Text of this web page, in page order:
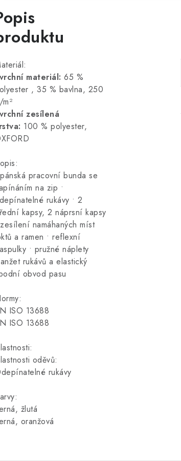
materiál: 65 %
, 35 % bavlna, 250
zesílená
100 % polyester,
pánská pracovní bunda se
na zip •
rukávy • 2
kapsy, 2 náprsní kapsy
zesílení namáhaných míst
a ramen • reflexní
• pružné náplety
rukávů a elastický
obvod pasu
ISO 13688
ISO 13688
oděvů:
rukávy
žlutá
oranžová